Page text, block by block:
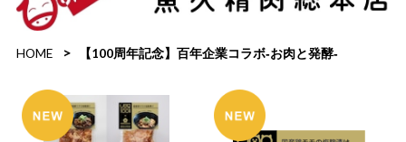
HOME 【100周年記念】百年企業コラボ‐お肉と発酵‐